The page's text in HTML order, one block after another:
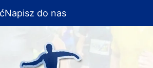
Napisz do nas